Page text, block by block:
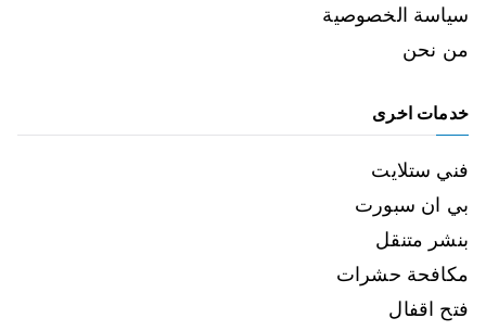
سياسة الخصوصية
من نحن
خدمات اخرى
فني ستلايت
بي ان سبورت
بنشر متنقل
مكافحة حشرات
فتح اقفال